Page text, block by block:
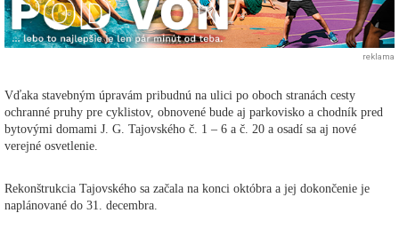
reklama
Vďaka stavebným úpravám pribudnú na ulici po oboch stranách cesty
ochranné pruhy pre cyklistov, obnovené bude aj parkovisko a chodník pred
bytovými domami J. G. Tajovského č. 1 – 6 a č. 20 a osadí sa aj nové
verejné osvetlenie.
Rekonštrukcia Tajovského sa začala na konci októbra a jej dokončenie je
naplánované do 31. decembra.